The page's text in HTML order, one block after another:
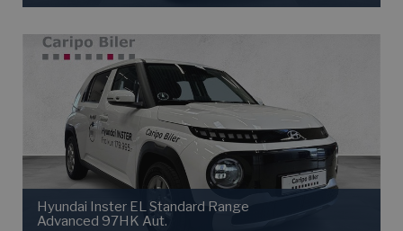
Hyundai Inster EL Standard Range
Advanced 97HK Aut.